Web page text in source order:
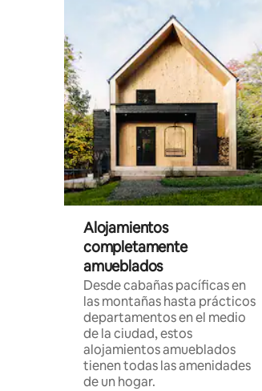
Alojamientos
completamente
amueblados
Desde cabañas pacíficas en
las montañas hasta prácticos
departamentos en el medio
de la ciudad, estos
alojamientos amueblados
tienen todas las amenidades
de un hogar.